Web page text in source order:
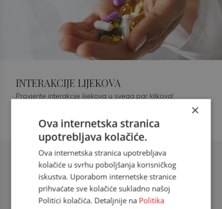
Šećerna bolest tip 2 = kardiovaskularna
doc. dr. sc. Višnja Kokić Maleš,
dr.med., specijalististica
INTERAKCIJE LIJEKOVA
Provjerite interakcije lijekova u svega par klikova!
×
Ova internetska stranica
upotrebljava kolačiće.
Ova internetska stranica upotrebljava
kolačiće u svrhu poboljšanja korisničkog
iskustva. Uporabom internetske stranice
prihvaćate sve kolačiće sukladno našoj
Politici kolačića. Detaljnije na Politika